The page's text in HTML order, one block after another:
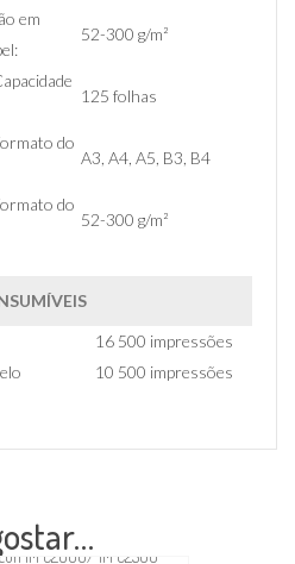
em
52-300 g/m²
125 folhas
do
A3, A4, A5, B3, B4
do
52-300 g/m²
16 500 impressões
10 500 impressões